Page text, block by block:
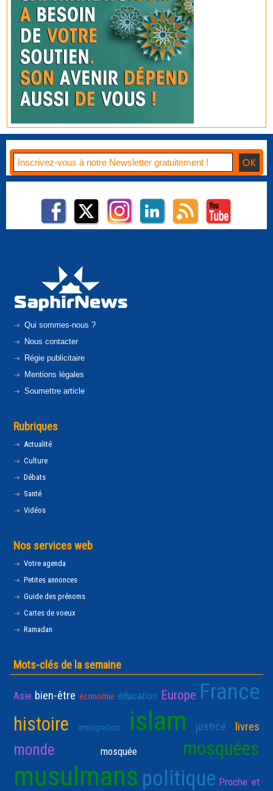
Qui sommes-nous ?
Nous contacter
Régie publicitaire
Mentions légales
Soumettre article
Rubriques
Actualité
Culture
Débats
Santé
Vidéos
Nos services web
Votre agenda
Petites annonces
Guide des prénoms
Cartes de voeux
Ramadan
Mots-clés de la semaine
Asie bien-être économie éducation Europe France
histoire immigration islam justice livres
monde mosquée mosquées
musulmans politique Proche et